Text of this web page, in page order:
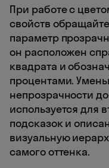
При работе с
свойств
параметр
он расположен
квадрата и
процентами.
непрозрачности
используется для
подсказок и
визуальную
самого оттенка.